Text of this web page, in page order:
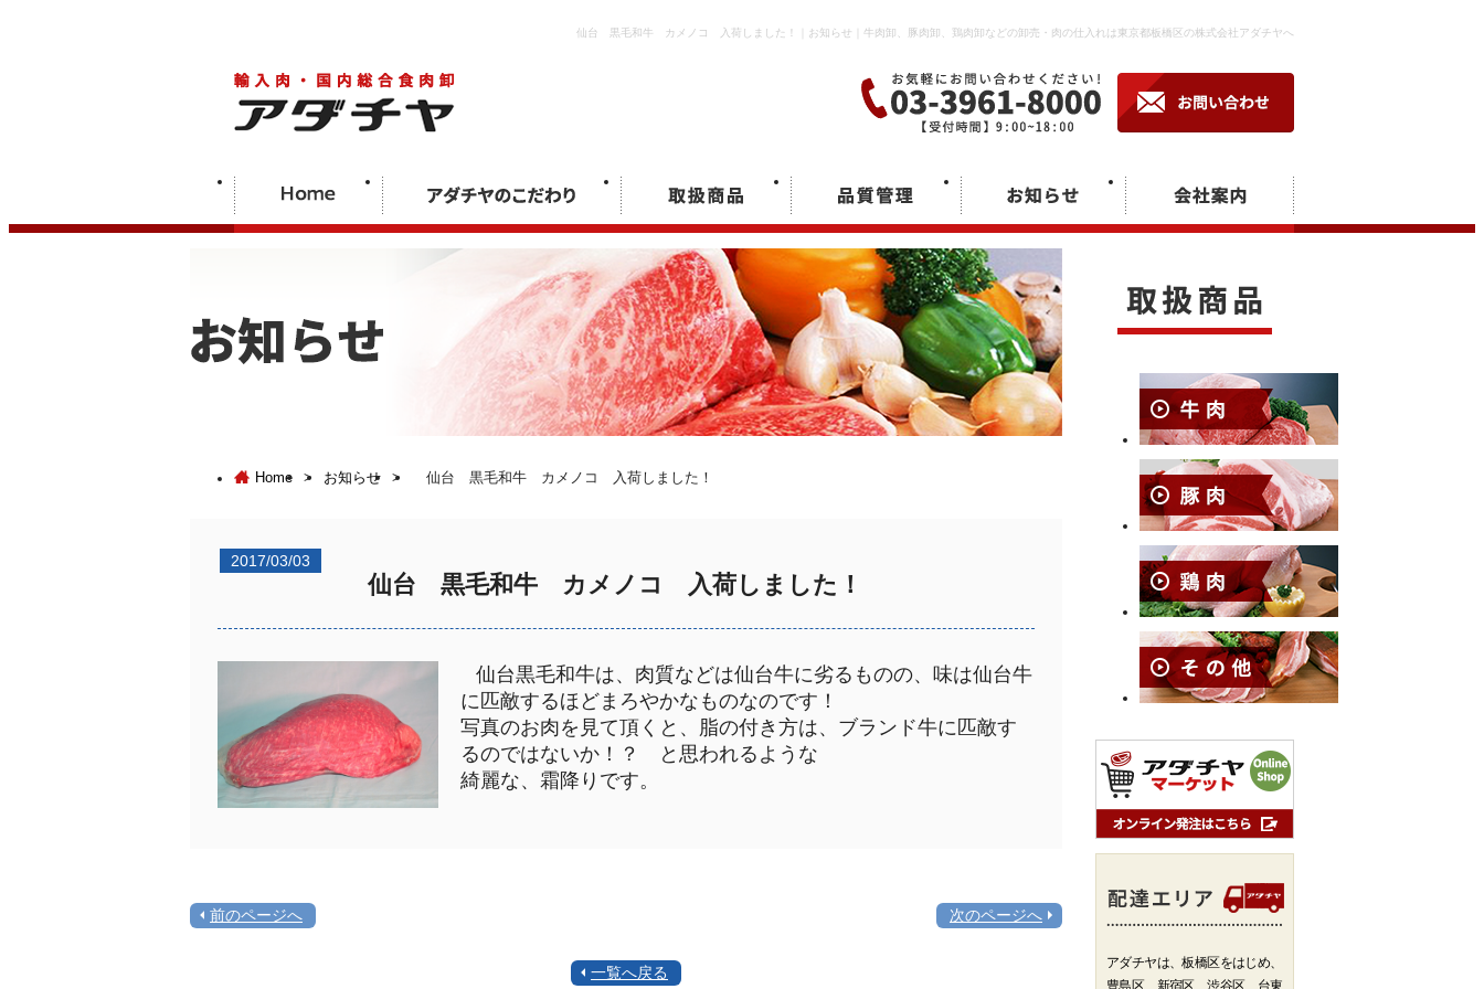
仙台 黒毛和牛 カメノコ 入荷しました！｜お知らせ｜牛肉卸、豚肉卸、鶏肉卸などの卸売・肉の仕入れは東京都板橋区の株式会社アダチヤへ
Home > お知らせ > 仙台 黒毛和牛 カメノコ 入荷しました！
2017/03/03
仙台 黒毛和牛 カメノコ 入荷しました！
仙台黒毛和牛は、肉質などは仙台牛に劣るものの、味は仙台牛
に匹敵するほどまろやかなものなのです！
写真のお肉を見て頂くと、脂の付き方は、ブランド牛に匹敵す
るのではないか！？ と思われるような
綺麗な、霜降りです。
前のページへ 次のページへ
一覧へ戻る
アダチヤは、板橋区をはじめ、
豊島区、新宿区、渋谷区、台東